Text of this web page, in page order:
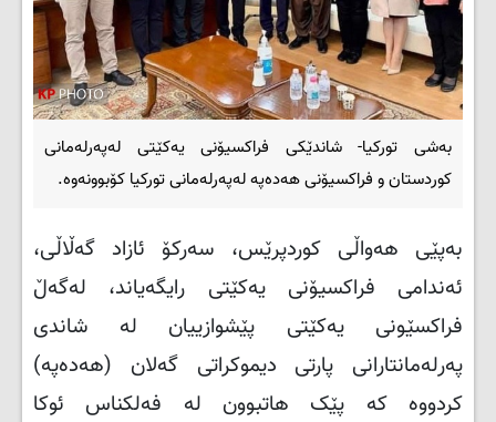
بەشی تورکیا- شاندێکی فراکسیۆنی یەکێتی لەپەرلەمانی
کوردستان و فراکسیۆنی هەدەپە لەپەرلەمانی تورکیا کۆبوونەوە.
بەپێی هەواڵی کوردپرێس، سەرکۆ ئازاد گەڵاڵی،
ئەندامی فراکسیۆنی یەکێتی رایگەیاند، لەگەڵ
فراکسێونی یەکێتی پێشوازییان لە شاندی
پەرلەمانتارانی پارتی دیموکراتی گەلان (هەدەپە)
کردووە کە پێک هاتبوون لە فەلکناس ئوکا